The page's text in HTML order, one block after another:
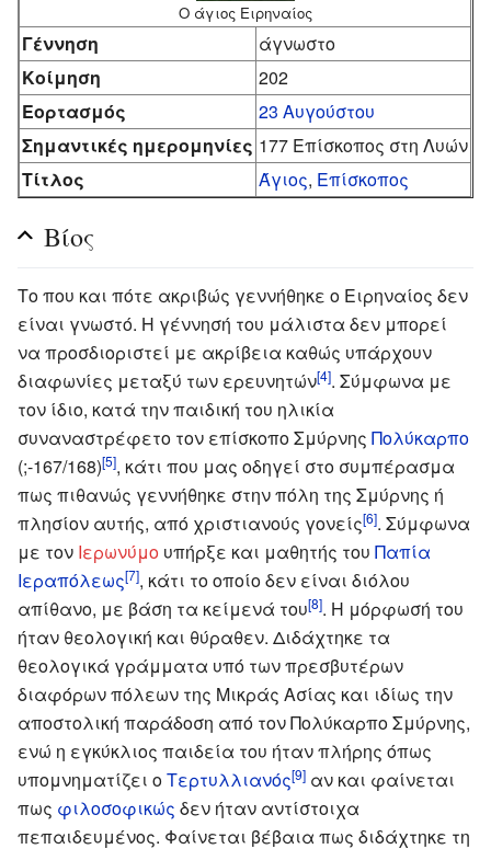
Ο άγιος Ειρηναίος
Γέννηση
άγνωστο
Κοίμηση
202
Εορτασμός
23 Αυγούστου
Σημαντικές ημερομηνίες 177 Επίσκοπος στη Λυών
Τίτλος
Άγιος, Επίσκοπος
Βίος
Το που και πότε ακριβώς γεννήθηκε ο Ειρηναίος δεν
είναι γνωστό. Η γέννησή του μάλιστα δεν μπορεί
να προσδιοριστεί με ακρίβεια καθώς υπάρχουν
διαφωνίες μεταξύ των ερευνητών[4]. Σύμφωνα με
τον ίδιο, κατά την παιδική του ηλικία
συναναστρέφετο τον επίσκοπο Σμύρνης Πολύκαρπο
(;-167/168)[5], κάτι που μας οδηγεί στο συμπέρασμα
πως πιθανώς γεννήθηκε στην πόλη της Σμύρνης ή
πλησίον αυτής, από χριστιανούς γονείς[6]. Σύμφωνα
με τον Ιερωνύμο υπήρξε και μαθητής του Παπία
Ιεραπόλεως[7], κάτι το οποίο δεν είναι διόλου
απίθανο, με βάση τα κείμενά του[8]. Η μόρφωσή του
ήταν θεολογική και θύραθεν. Διδάχτηκε τα
θεολογικά γράμματα υπό των πρεσβυτέρων
διαφόρων πόλεων της Μικράς Ασίας και ιδίως την
αποστολική παράδοση από τον Πολύκαρπο Σμύρνης,
ενώ η εγκύκλιος παιδεία του ήταν πλήρης όπως
υπομνηματίζει οΤερτυλλιανός[9] αν και φαίνεται
πως φιλοσοφικώς δεν ήταν αντίστοιχα
πεπαιδευμένος. Φαίνεται βέβαια πως διδάχτηκε τη